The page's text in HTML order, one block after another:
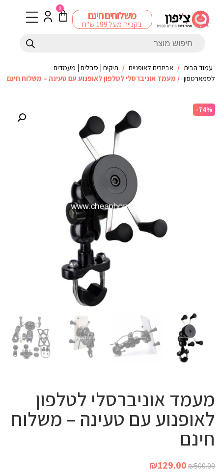
משלוחים חינם
בקנייה מעל 199 ש"ח
0
עמוד הבית / אביזרים לאופניים / תיקים | סבלים | מעמדים
לסמארטפון / מעמד אוניברסלי לטלפון לאופנוע עם טעינה – משלוח חינם
-74%
מעמד אוניברסלי לטלפון
לאופנוע עם טעינה – משלוח
חינם
₪500.00
₪129.00